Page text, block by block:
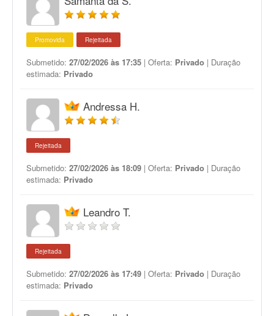
Promovida Rejeitada
Submetido: 27/02/2026 às 17:35 | Oferta: Privado | Duração
estimada: Privado
Andressa H.
Rejeitada
Submetido: 27/02/2026 às 18:09 | Oferta: Privado | Duração
estimada: Privado
Leandro T.
Rejeitada
Submetido: 27/02/2026 às 17:49 | Oferta: Privado | Duração
estimada: Privado